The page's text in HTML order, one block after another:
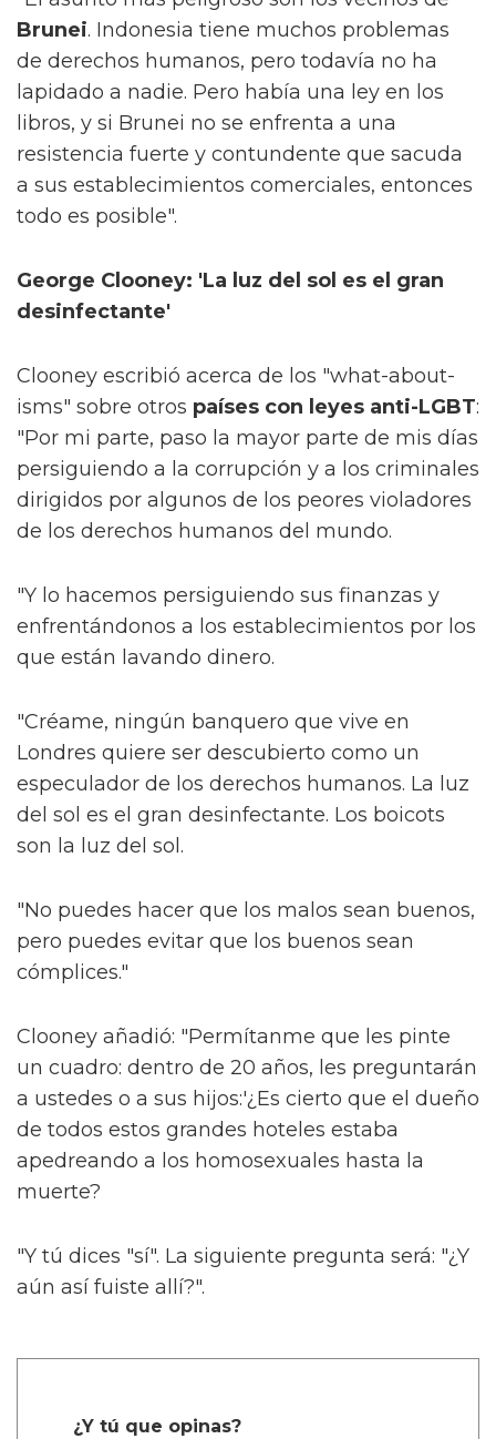
Brunei. Indonesia tiene muchos problemas
de derechos humanos, pero todavía no ha
lapidado a nadie. Pero había una ley en los
libros, y si Brunei no se enfrenta a una
resistencia fuerte y contundente que sacuda
a sus establecimientos comerciales, entonces
todo es posible".
George Clooney: 'La luz del sol es el gran
desinfectante'
Clooney escribió acerca de los "what-about-
isms" sobre otros países con leyes anti-LGBT:
"Por mi parte, paso la mayor parte de mis días
persiguiendo a la corrupción y a los criminales
dirigidos por algunos de los peores violadores
de los derechos humanos del mundo.
"Y lo hacemos persiguiendo sus finanzas y
enfrentándonos a los establecimientos por los
que están lavando dinero.
"Créame, ningún banquero que vive en
Londres quiere ser descubierto como un
especulador de los derechos humanos. La luz
del sol es el gran desinfectante. Los boicots
son la luz del sol.
"No puedes hacer que los malos sean buenos,
pero puedes evitar que los buenos sean
cómplices."
Clooney añadió: "Permítanme que les pinte
un cuadro: dentro de 20 años, les preguntarán
a ustedes o a sus hijos:'¿Es cierto que el dueño
de todos estos grandes hoteles estaba
apedreando a los homosexuales hasta la
muerte?
"Y tú dices "sí". La siguiente pregunta será: "¿Y
aún así fuiste allí?".
¿Y tú que opinas?